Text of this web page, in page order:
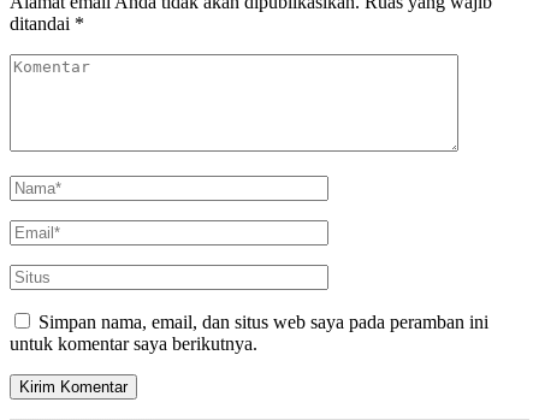
ditandai *
Simpan nama, email, dan situs web saya pada peramban ini
untuk komentar saya berikutnya.